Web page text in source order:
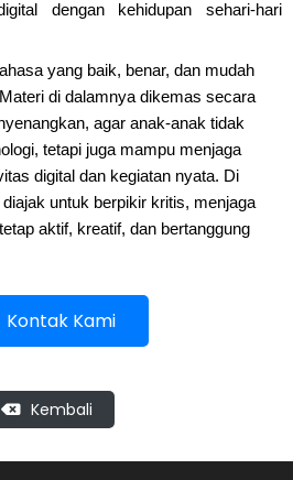
dengan kehidupan sehari-hari
yang baik, benar, dan mudah
di dalamnya dikemas secara
agar anak-anak tidak
tetapi juga mampu menjaga
digital dan kegiatan nyata. Di
untuk berpikir kritis, menjaga
aktif, kreatif, dan bertanggung
Kontak Kami
Kembali